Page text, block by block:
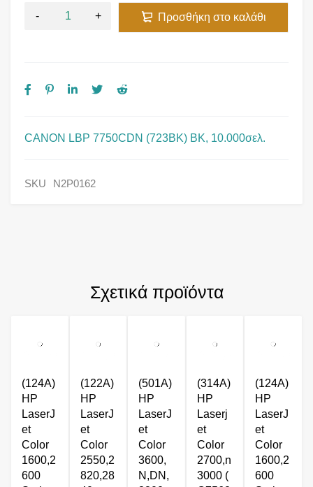
CANON LBP 7750CDN (723BK) BK, 10.000σελ.
Προσθήκη στο καλάθι
SKU N2P0162
Σχετικά προϊόντα
(124A)
HP
LaserJ
et
Color
1600,2
600
(122A)
HP
LaserJ
et
Color
2550,2
820,28
(501A)
HP
LaserJ
et
Color
3600,
N,DN,
(314A)
HP
Laserj
et
Color
2700,n
3000 (
(124A)
HP
LaserJ
et
Color
1600,2
600